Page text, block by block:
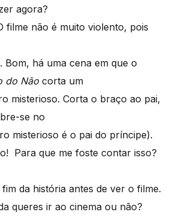
agora?
filme não é muito violento, pois
há uma cena em que o
do Não corta um
misterioso. Corta o braço ao pai,
se no
misterioso é o pai do príncipe).
Para que me foste contar isso?
da história antes de ver o filme.
queres ir ao cinema ou não?